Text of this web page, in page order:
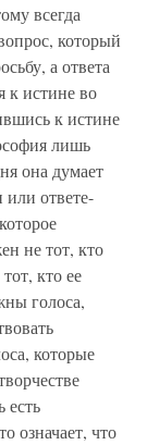
всегда
который
а ответа
к истине во
к истине
лишь
она думает
или ответе-
не тот, кто
кто ее
голоса,
которые
есть
означает, что